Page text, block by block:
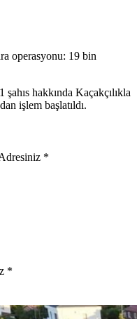
hakkında Kaçakçılıkla
işlem başlatıldı.
*
*